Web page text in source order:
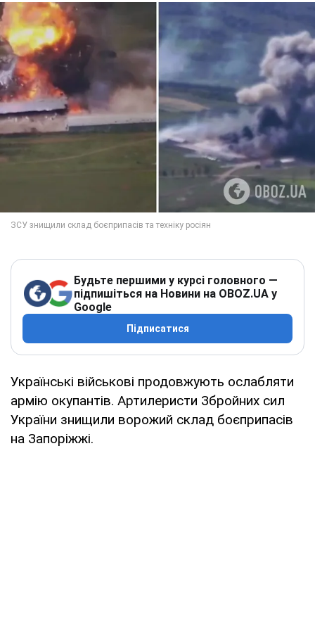
Будьте першими у курсі головного —
підпишіться на Новини на OBOZ.UA у
Google
Підписатися
Українські військові продовжують ослабляти
армію окупантів. Артилеристи Збройних сил
України знищили ворожий склад боєприпасів
на Запоріжжі.